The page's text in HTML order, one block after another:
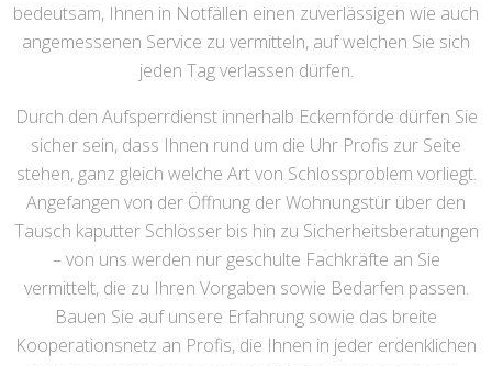
bedeutsam, Ihnen in Notfällen einen zuverlässigen wie auch
angemessenen Service zu vermitteln, auf welchen Sie sich
jeden Tag verlassen dürfen.
Durch den Aufsperrdienst innerhalb Eckernförde dürfen Sie
sicher sein, dass Ihnen rund um die Uhr Profis zur Seite
stehen, ganz gleich welche Art von Schlossproblem vorliegt.
Angefangen von der Öffnung der Wohnungstür über den
Tausch kaputter Schlösser bis hin zu Sicherheitsberatungen
– von uns werden nur geschulte Fachkräfte an Sie
vermittelt, die zu Ihren Vorgaben sowie Bedarfen passen.
Bauen Sie auf unsere Erfahrung sowie das breite
Kooperationsnetz an Profis, die Ihnen in jeder erdenklichen